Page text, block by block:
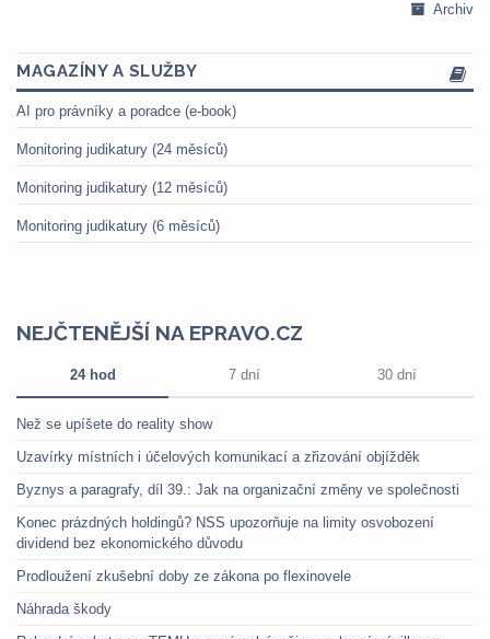
Archiv
MAGAZÍNY A SLUŽBY
AI pro právníky a poradce (e-book)
Monitoring judikatury (24 měsíců)
Monitoring judikatury (12 měsíců)
Monitoring judikatury (6 měsíců)
NEJČTENĚJŠÍ NA EPRAVO.CZ
24 hod 7 dní 30 dní
Než se upíšete do reality show
Uzavírky místních i účelových komunikací a zřizování objížděk
Byznys a paragrafy, díl 39.: Jak na organizační změny ve společnosti
Konec prázdných holdingů? NSS upozorňuje na limity osvobození
dividend bez ekonomického důvodu
Prodloužení zkušební doby ze zákona po flexinovele
Náhrada škody